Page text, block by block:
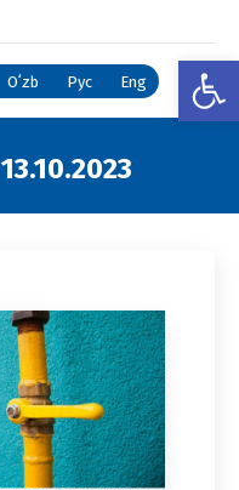
Oʻzb Рус Eng
13.10.2023